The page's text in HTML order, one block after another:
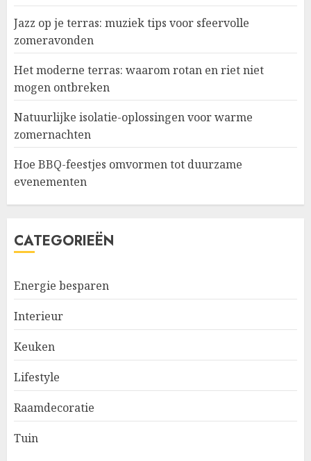
Jazz op je terras: muziek tips voor sfeervolle
zomeravonden
Het moderne terras: waarom rotan en riet niet
mogen ontbreken
Natuurlijke isolatie-oplossingen voor warme
zomernachten
Hoe BBQ-feestjes omvormen tot duurzame
evenementen
CATEGORIEËN
Energie besparen
Interieur
Keuken
Lifestyle
Raamdecoratie
Tuin